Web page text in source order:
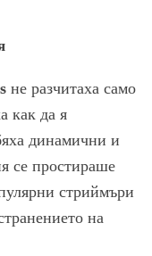
не разчитаха само
как да я
динамични и
се простираше
стриймъри
на